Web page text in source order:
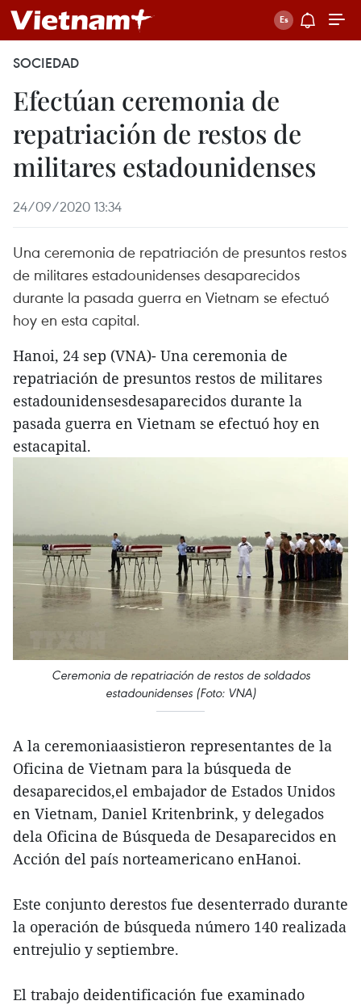
SOCIEDAD
Efectúan ceremonia de
repatriación de restos de
militares estadounidenses
24/09/2020 13:34
Una ceremonia de repatriación de presuntos restos
de militares estadounidenses desaparecidos
durante la pasada guerra en Vietnam se efectuó
hoy en esta capital.
Hanoi, 24 sep (VNA)- Una ceremonia de
repatriación de presuntos restos de militares
estadounidensesdesaparecidos durante la
pasada guerra en Vietnam se efectuó hoy en
estacapital.
Ceremonia de repatriación de restos de soldados
estadounidenses (Foto: VNA)
A la ceremoniaasistieron representantes de la
Oficina de Vietnam para la búsqueda de
desaparecidos,el embajador de Estados Unidos
en Vietnam, Daniel Kritenbrink, y delegados
dela Oficina de Búsqueda de Desaparecidos en
Acción del país norteamericano enHanoi.
Este conjunto derestos fue desenterrado durante
la operación de búsqueda número 140 realizada
entrejulio y septiembre.
El trabajo deidentificación fue examinado